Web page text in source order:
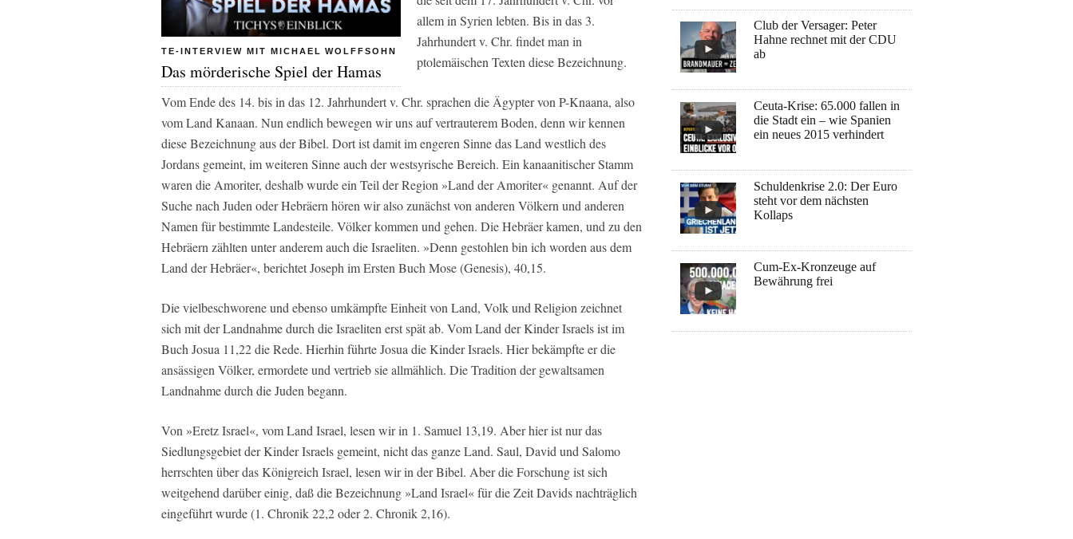
TE-INTERVIEW MIT MICHAEL WOLFFSOHN
Das mörderische Spiel der Hamas
allem in Syrien lebten. Bis in das 3.
Jahrhundert v. Chr. findet man in
ptolemäischen Texten diese Bezeichnung.
Vom Ende des 14. bis in das 12. Jahrhundert v. Chr. sprachen die Ägypter von P-Knaana, also
vom Land Kanaan. Nun endlich bewegen wir uns auf vertrauterem Boden, denn wir kennen
diese Bezeichnung aus der Bibel. Dort ist damit im engeren Sinne das Land westlich des
Jordans gemeint, im weiteren Sinne auch der westsyrische Bereich. Ein kanaanitischer Stamm
waren die Amoriter, deshalb wurde ein Teil der Region »Land der Amoriter« genannt. Auf der
Suche nach Juden oder Hebräern hören wir also zunächst von anderen Völkern und anderen
Namen für bestimmte Landesteile. Völker kommen und gehen. Die Hebräer kamen, und zu den
Hebräern zählten unter anderem auch die Israeliten. »Denn gestohlen bin ich worden aus dem
Land der Hebräer«, berichtet Joseph im Ersten Buch Mose (Genesis), 40,15.
Die vielbeschworene und ebenso umkämpfte Einheit von Land, Volk und Religion zeichnet
sich mit der Landnahme durch die Israeliten erst spät ab. Vom Land der Kinder Israels ist im
Buch Josua 11,22 die Rede. Hierhin führte Josua die Kinder Israels. Hier bekämpfte er die
ansässigen Völker, ermordete und vertrieb sie allmählich. Die Tradition der gewaltsamen
Landnahme durch die Juden begann.
Von »Eretz Israel«, vom Land Israel, lesen wir in 1. Samuel 13,19. Aber hier ist nur das
Siedlungsgebiet der Kinder Israels gemeint, nicht das ganze Land. Saul, David und Salomo
herrschten über das Königreich Israel, lesen wir in der Bibel. Aber die Forschung ist sich
weitgehend darüber einig, daß die Bezeichnung »Land Israel« für die Zeit Davids nachträglich
eingeführt wurde (1. Chronik 22,2 oder 2. Chronik 2,16).
Club der Versager: Peter
Hahne rechnet mit der CDU
ab
Ceuta-Krise: 65.000 fallen in
die Stadt ein – wie Spanien
ein neues 2015 verhindert
Schuldenkrise 2.0: Der Euro
steht vor dem nächsten
Kollaps
Cum-Ex-Kronzeuge auf
Bewährung frei